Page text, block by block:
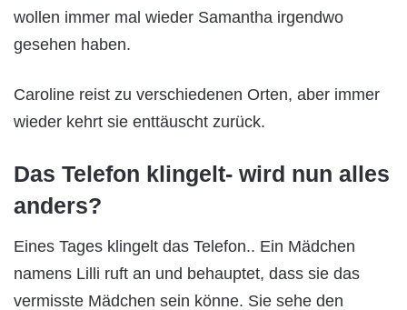
wollen immer mal wieder Samantha irgendwo
gesehen haben.
Caroline reist zu verschiedenen Orten, aber immer
wieder kehrt sie enttäuscht zurück.
Das Telefon klingelt- wird nun alles
anders?
Eines Tages klingelt das Telefon.. Ein Mädchen
namens Lilli ruft an und behauptet, dass sie das
vermisste Mädchen sein könne. Sie sehe den